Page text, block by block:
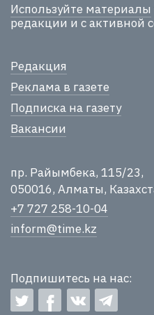
Используйте материалы
редакции и с активной
Редакция
Реклама в газете
Подписка на газету
Вакансии
пр. Райымбека, 115/23,
050016, Алматы,
+7 727 258-10-04
inform@time.kz
Подпишитесь на нас: